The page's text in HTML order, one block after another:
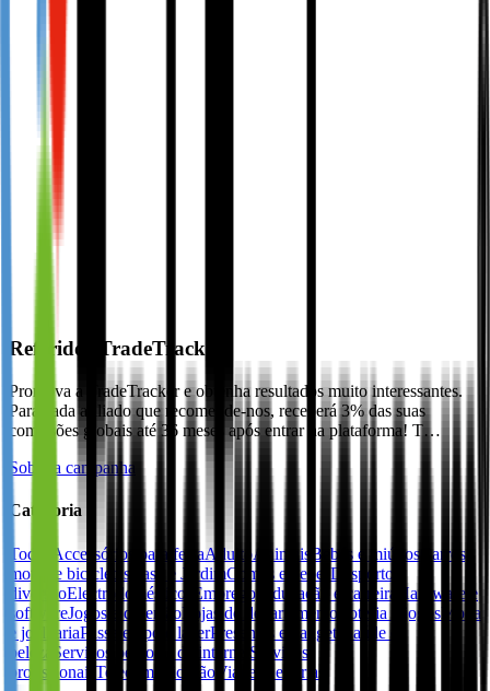
Referidos TradeTracker
Promova a TradeTracker e obtenha resultados muito interessantes.
Para cada afiliado que recomende-nos, receberá 3% das suas
comissões globais até 36 meses após entrar na plataforma! T…
Sobre a campanha
Categoria
Todos Accessórios para festaAdultoAnimais Bebés e miúdos Carros,
motos e bicicletas Casa e JardimComes e bebes Desporto e
diversãoElectrodomésticos Emprego, educação e carreira
Hardware e
softwareJogos e diversãoLojas de departamento Loteria e jogos Moda
e joalhariaPassatempo e lazerPresentes e gadgets
Saúde e
beleza
Serviços pessoais de internet Serviços
profissionais Telecomunicação Viagens e férias